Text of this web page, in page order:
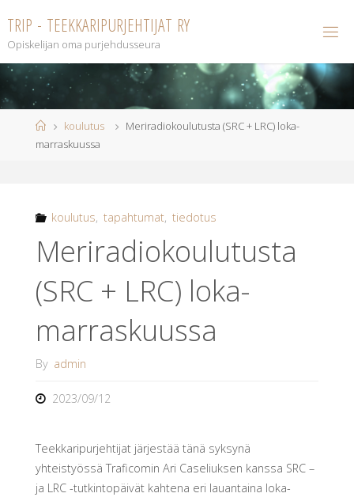
content
TRIP - TEEKKARIPURJEHTIJAT RY
Opiskelijan oma purjehdusseura
Homekoulutus
Meriradiokoulutusta (SRC + LRC) loka-
marraskuussa
koulutus, tapahtumat, tiedotus
Meriradiokoulutusta
(SRC + LRC) loka-
marraskuussa
By admin
2023/09/12
Teekkaripurjehtijat järjestää tänä syksynä
yhteistyössä Traficomin Ari Caseliuksen kanssa SRC –
ja LRC -tutkintopäivät kahtena eri lauantaina loka-